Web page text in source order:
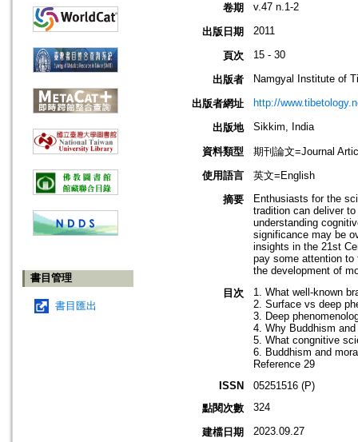
書目管理
書目匯出
卷期 v.47 n.1-2
出版日期 2011
頁次 15 - 30
出版者 Namgyal Institute of
出版者網址 http://
出版地 Sikkim, India
資料類型
期刊論文=Journal
使用語言
英文=English
摘要
Enthusiasts for the
tradition can deliver
understanding
significance may be
insights in the 21st
pay some attention
the development of
目次
1. What well-known
2. Surface vs deep
3. Deep
4. Why Buddhism
5. What congnitive
6. Buddhism and
Reference 29
ISSN
05251516 (P)
點閱次數
324
建檔日期 2023.09.27